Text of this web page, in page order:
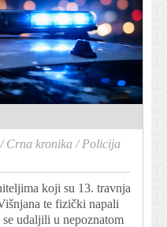
/Crna kronika /Policija
koji su 13. travnja
te fizički napali
udaljili u nepoznatom